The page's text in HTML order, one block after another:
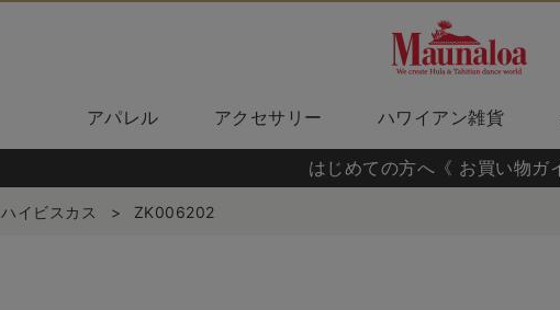
アパレル アクセサリー ハワイアン雑貨
はじめての方へ《 お買い物ガ
ハイビスカス > ZK006202